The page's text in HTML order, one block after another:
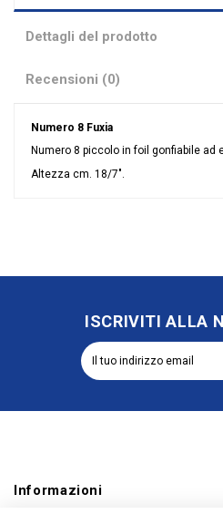
Dettagli del prodotto
Recensioni (0)
Numero 8 Fuxia
Numero 8 piccolo in foil gonfiabile ad
Altezza cm. 18/7".
materiale palloncini
ISCRIVITI ALLA
Informazioni